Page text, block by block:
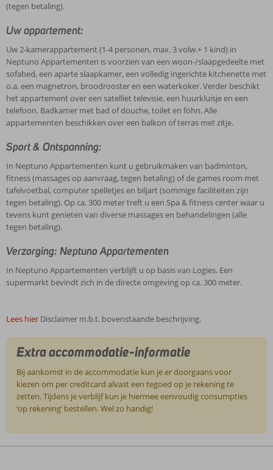
(tegen betaling).
Uw appartement:
Uw 2-kamerappartement (1-4 personen, max. 3 volw.+ 1 kind) in
Neptuno Appartementen is voorzien van een woon-/slaapgedeelte met
sofabed, een aparte slaapkamer, een volledig ingerichte kitchenette met
o.a. een magnetron, broodrooster en een waterkoker. Verder beschikt
het appartement over een satelliet televisie, een huurkluisje en een
telefoon. Badkamer met bad of douche, toilet en föhn. Alle
appartementen beschikken over een balkon of terras met zitje.
Sport & Ontspanning:
In Neptuno Appartementen kunt u gebruikmaken van badminton,
fitness (massages op aanvraag, tegen betaling) of de games room met
tafelvoetbal, computer spelletjes en biljart (sommige faciliteiten zijn
tegen betaling). Op ca. 300 meter treft u een Spa & fitness center waar u
tevens kunt genieten van diverse massages en behandelingen (alle
tegen betaling).
Verzorging: Neptuno Appartementen
In Neptuno Appartementen verblijft u op basis van Logies. Een
supermarkt bevindt zich in de directe omgeving op ca. 300 meter.
Lees hier Disclaimer m.b.t. bovenstaande beschrijving.
Extra accommodatie-informatie
Bij aankomst in de accommodatie kun je er doorgaans voor
kiezen om per creditcard alvast een tegoed op je rekening te
zetten. Tijdens je verblijf kun je hiermee eenvoudig consumpties
‘op rekening’ bestellen. Wel zo handig!